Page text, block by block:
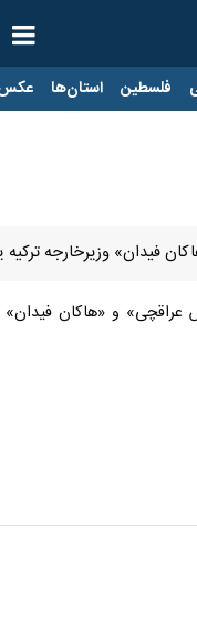
استان‌ها عکس
فیدان» وزیرخارجه
و «هاکان فیدان»